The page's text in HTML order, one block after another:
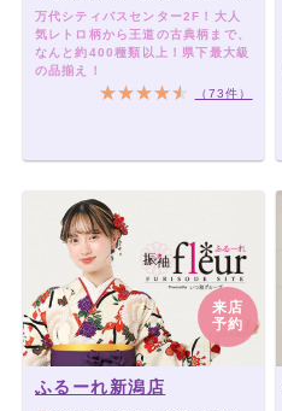
万代シティバスセンター2F！大人
気レトロ柄から王道の古典柄まで、
なんと約400種類以上！県下最大級
の品揃え！
（73件）
来店
予約
ふるーれ新潟店